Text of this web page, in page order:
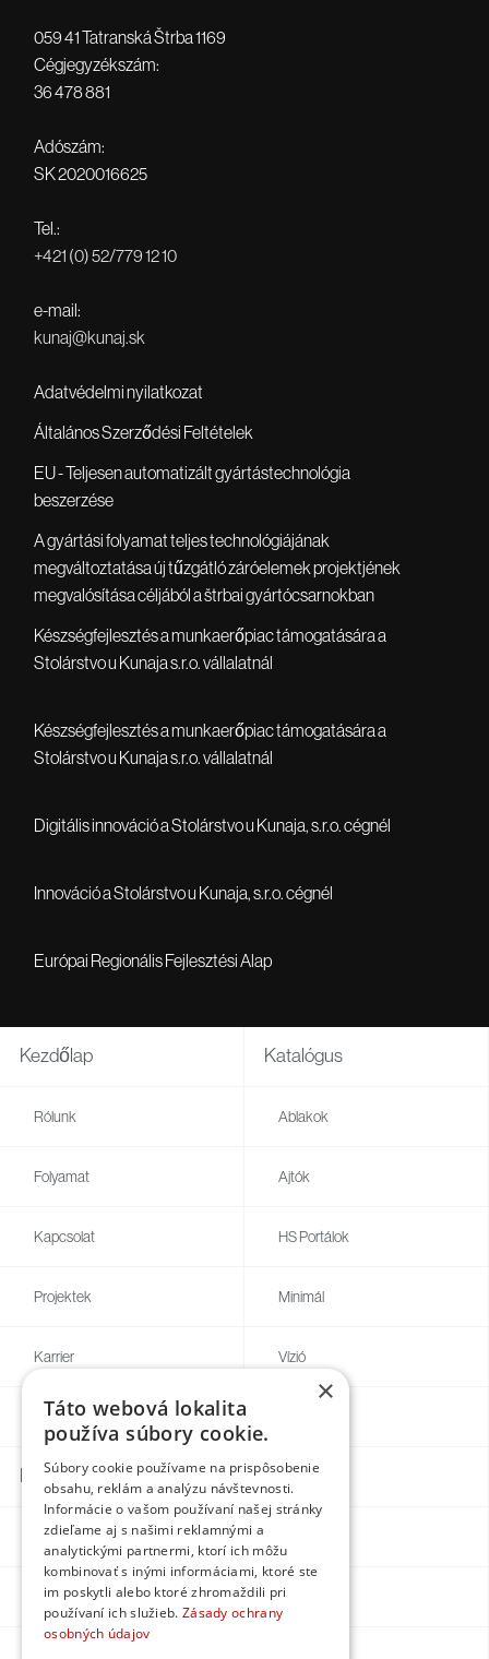
059 41 Tatranská Štrba 1169
Cégjegyzékszám:
36 478 881
Adószám:
SK 2020016625
Tel.:
+421 (0) 52/779 12 10
e-mail:
kunaj@kunaj.sk
Adatvédelmi nyilatkozat
Általános Szerződési Feltételek
EU - Teljesen automatizált gyártástechnológia
beszerzése
A gyártási folyamat teljes technológiájának
megváltoztatása új tűzgátló záróelemek projektjének
megvalósítása céljából a štrbai gyártócsarnokban
Készségfejlesztés a munkaerőpiac támogatására a
Stolárstvo u Kunaja s.r.o. vállalatnál
Készségfejlesztés a munkaerőpiac támogatására a
Stolárstvo u Kunaja s.r.o. vállalatnál
Digitális innováció a Stolárstvo u Kunaja, s.r.o. cégnél
Innováció a Stolárstvo u Kunaja, s.r.o. cégnél
Európai Regionális Fejlesztési Alap
Kezdőlap
Rólunk
Folyamat
Kapcsolat
Projektek
Karrier
Blog
Katalógus
Ablakok
Ajtók
HS Portálok
Minimál
Vízió
Kapcsolatok
Facebook
Instagram
×
Táto webová lokalita
používa súbory cookie.
Súbory cookie používame na prispôsobenie
obsahu, reklám a analýzu návštevnosti.
Informácie o vašom používaní našej stránky
zdieľame aj s našimi reklamnými a
analytickými partnermi, ktorí ich môžu
kombinovať s inými informáciami, ktoré ste
im poskytli alebo ktoré zhromaždili pri
používaní ich služieb. Zásady ochrany
osobných údajov